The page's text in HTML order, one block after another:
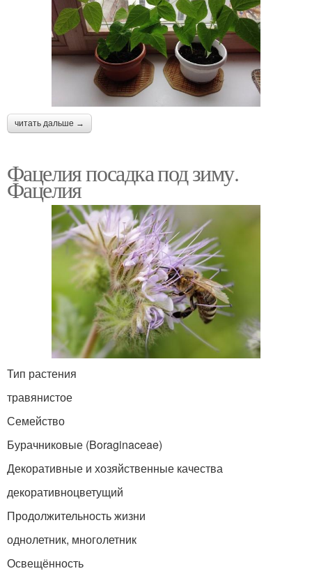
читать дальше →
Фацелия посадка под зиму.
Фацелия
Тип растения
травянистое
Семейство
Бурачниковые (Boraginaceae)
Декоративные и хозяйственные качества
декоративноцветущий
Продолжительность жизни
однолетник, многолетник
Освещённость